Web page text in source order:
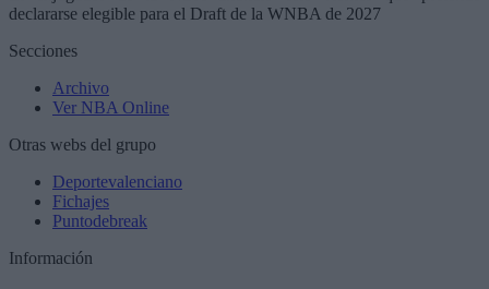
declararse elegible para el Draft de la WNBA de 2027
Secciones
Archivo
Ver NBA Online
Otras webs del grupo
Deportevalenciano
Fichajes
Puntodebreak
Información